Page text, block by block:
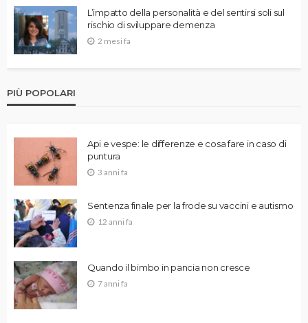
L’impatto della personalità e del sentirsi soli sul
rischio di sviluppare demenza
2 mesi fa
PIÙ POPOLARI
Api e vespe: le differenze e cosa fare in caso di
puntura
3 anni fa
Sentenza finale per la frode su vaccini e autismo
12 anni fa
Quando il bimbo in pancia non cresce
7 anni fa